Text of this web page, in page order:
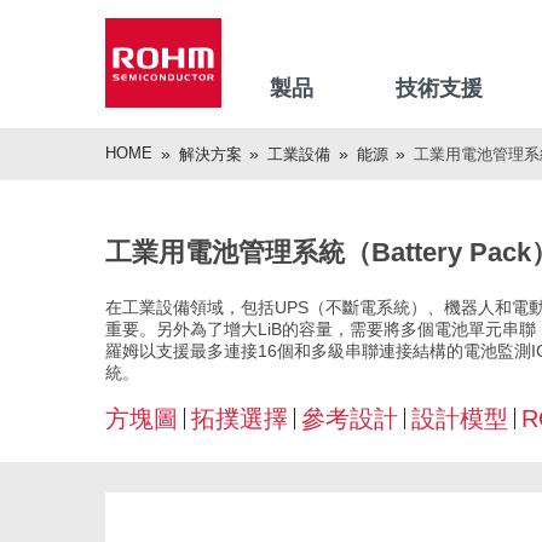
製品 技術支援
HOME 解決方案 工業設備 能源 工業用電池管理
工業用電池管理系統（Battery Pack
在工業設備領域，包括UPS（不斷電系統）、機器人和
重要。另外為了增大LiB的容量，需要將多個電池單元串
羅姆以支援最多連接16個和多級串聯連接結構的電池監
統。
方塊圖 拓撲選擇 參考設計 設計模型